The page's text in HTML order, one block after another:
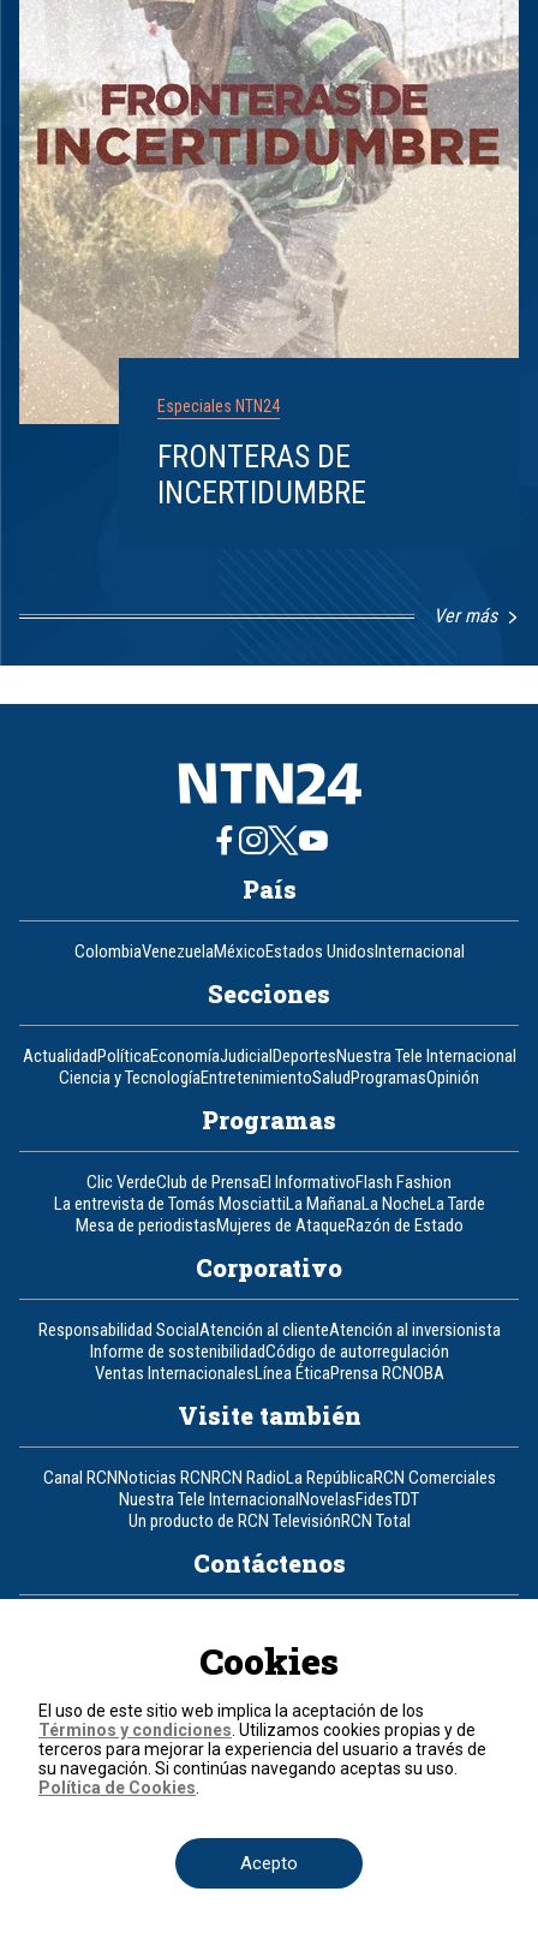
Especiales NTN24
FRONTERAS DE
INCERTIDUMBRE
Ver más
1
8
País
ColombiaVenezuelaMéxicoEstados UnidosInternacional
Secciones
ActualidadPolíticaEconomíaJudicialDeportesNuestra Tele Internacional
Ciencia y TecnologíaEntretenimientoSaludProgramasOpinión
Programas
Clic VerdeClub de PrensaEl InformativoFlash Fashion
La entrevista de Tomás MosciattiLa MañanaLa NocheLa Tarde
Mesa de periodistasMujeres de AtaqueRazón de Estado
Corporativo
Responsabilidad SocialAtención al clienteAtención al inversionista
Informe de sostenibilidadCódigo de autorregulación
Ventas InternacionalesLínea ÉticaPrensa RCNOBA
Visite también
Canal RCNNoticias RCNRCN RadioLa RepúblicaRCN Comerciales
Nuestra Tele InternacionalNovelasFidesTDT
Un producto de RCN TelevisiónRCN Total
Contáctenos
Política de cookies
Términos y condiciones
© 2026, RCN Medios.
Todos los derechos reservados.
Cookies
El uso de este sitio web implica la aceptación de los
Términos y condiciones . Utilizamos cookies propias y de
terceros para mejorar la experiencia del usuario a través de
su navegación. Si continúas navegando aceptas su uso.
Política de Cookies
Acepto